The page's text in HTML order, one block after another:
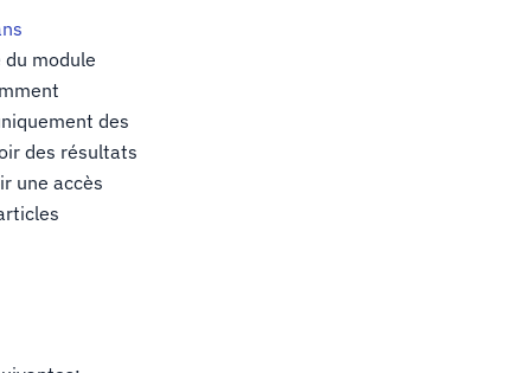
module
des
des résultats
une accès